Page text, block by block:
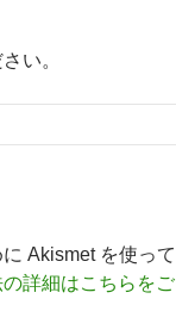
い。
Akismet を使って
詳細はこちらをご